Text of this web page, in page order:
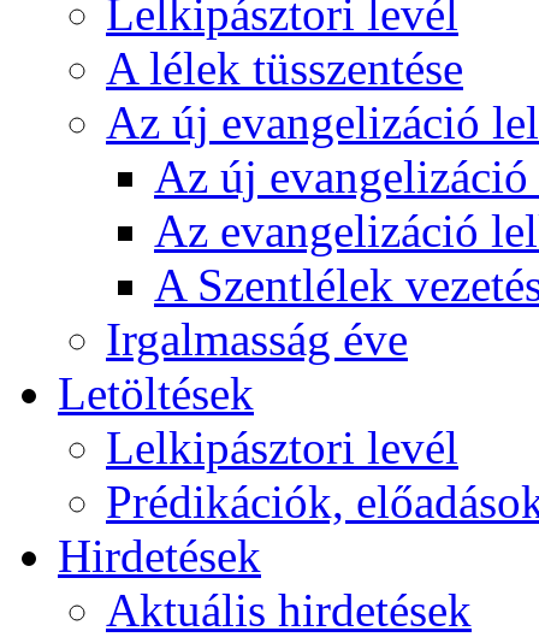
Lelkipásztori levél
A lélek tüsszentése
Az új evangelizáció
Az új
Az evangelizáció
A Szentlélek
Irgalmasság éve
Letöltések
Lelkipásztori levél
Prédikációk,
Hirdetések
Aktuális hirdetések